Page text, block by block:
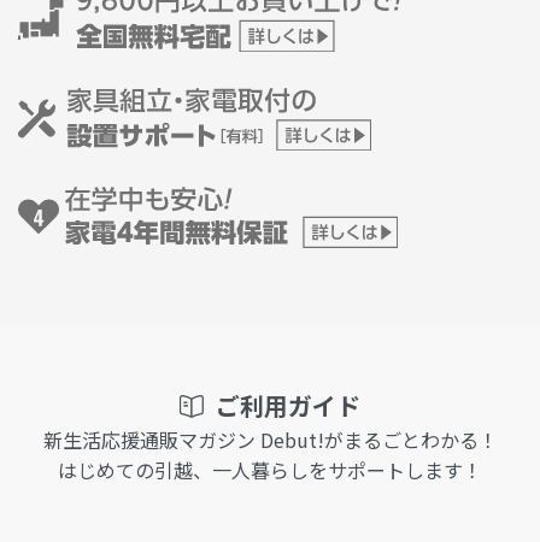
ご利用ガイド
新生活応援通販マガジン Debut!がまるごとわかる！
はじめての引越、一人暮らしをサポートします！